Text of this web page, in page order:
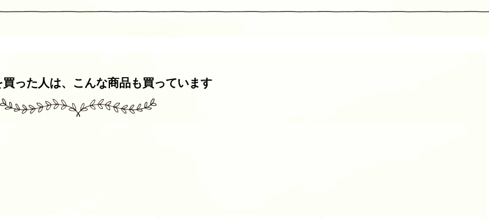
買った人は、こんな商品も買っています